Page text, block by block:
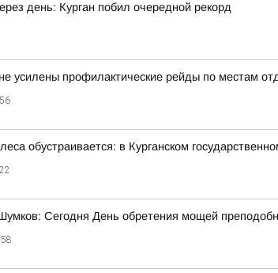
день: Курган побил очередной рекорд
усилены профилактические рейды по местам
обустраивается: в Курганском
Сегодня День обретения мощей